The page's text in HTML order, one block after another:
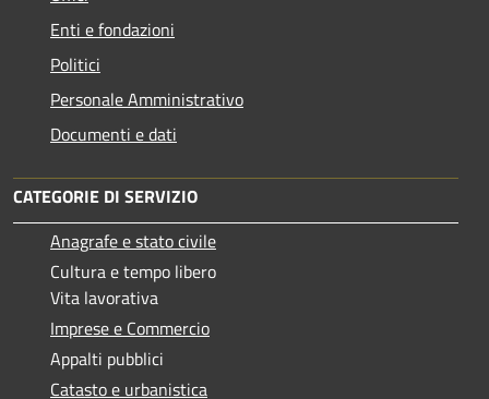
Enti e fondazioni
Politici
Personale Amministrativo
Documenti e dati
CATEGORIE DI SERVIZIO
Anagrafe e stato civile
Cultura e tempo libero
Vita lavorativa
Imprese e Commercio
Appalti pubblici
Catasto e urbanistica